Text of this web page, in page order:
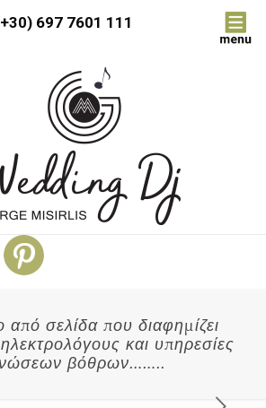
697 7601 111
από σελίδα που διαφημίζει
και υπηρεσίες
βόθρων……..